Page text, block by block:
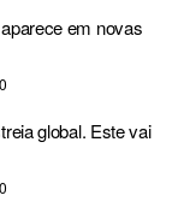
em novas
global. Este vai